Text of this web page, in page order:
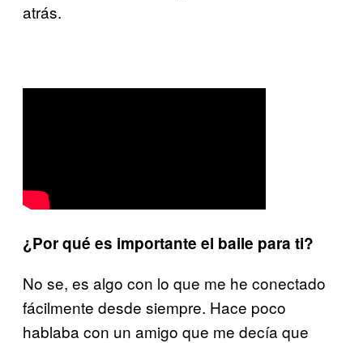
atrás.
¿Por qué es importante el baile para ti?
No se, es algo con lo que me he conectado
fácilmente desde siempre. Hace poco
hablaba con un amigo que me decía que